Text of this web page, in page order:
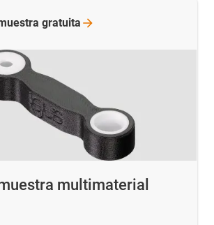
multimaterial
gratuita